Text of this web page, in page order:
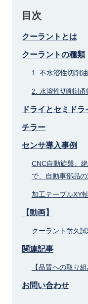
目次
クーラントとは
クーラントの種類
1. 不水溶性切削油
2. 水溶性切削油剤
ドライとセミドラ
チラー
センサ導入事例
CNC自動旋盤、
で、自動車部品
加工テーブルXY
【動画】
クーラント耐久
関連記事
【品質への取り
お問い合わせ